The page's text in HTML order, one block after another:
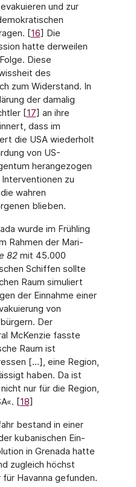
und zur
[16] Die
hatte derweilen
Diese
des
zum Widerstand. In
der damalig
[17] an ihre
dass im
die USA wiederholt
von US-
herangezogen
zu
wahren
blieben.
wurde im Frühling
Rahmen der Mari­
82 mit 45.000
Schiffen sollte
Raum simuliert
der Einnahme einer
von
Der
McKenzie fasste
Raum ist
[…], eine Region,
haben. Da ist
nur für die Region,
[18]
bestand in einer
kubanischen Ein­
in Grenada hatte
zugleich höchst
Havanna gefunden.